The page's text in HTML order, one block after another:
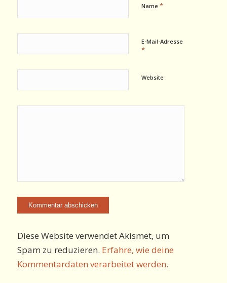
Name *
E-Mail-Adresse
*
Website
Diese Website verwendet Akismet, um
Spam zu reduzieren. Erfahre, wie deine
Kommentardaten verarbeitet werden.